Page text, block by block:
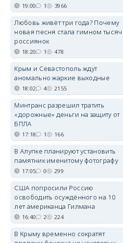
19:00 1 3966
Любовь живёт три года? Почему
новая песня стала гимном тысяч
россиянок
18:20 1 478
Крым и Севастополь ждут
аномально жаркие выходные
18:02 4 2155
Минтранс разрешил тратить
«дорожные» деньги на защиту от
БПЛА
17:18 1 166
В Алупке планируют установить
памятник именитому фотографу
17:05 0 299
США попросили Россию
освободить осуждённого на 10
лет американца Гилмана
16:40 2 224
В Крыму временно сократят